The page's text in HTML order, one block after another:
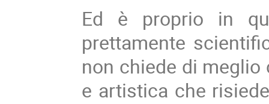
Ed è proprio in
prettamente
non chiede di
e artistica che